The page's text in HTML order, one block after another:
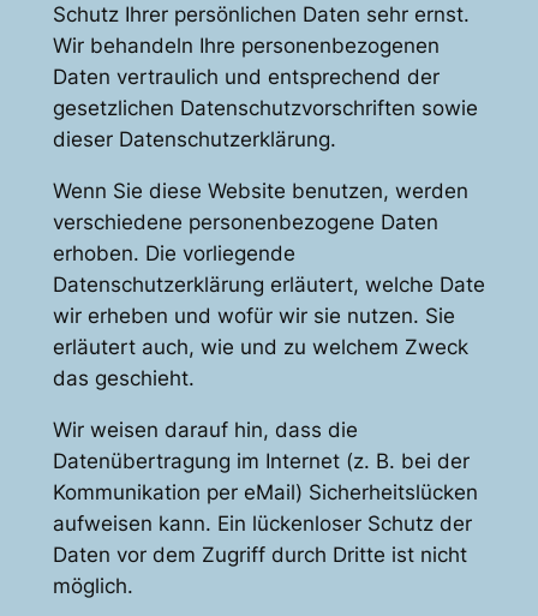
Schutz Ihrer persönlichen Daten sehr ernst.
Wir behandeln Ihre personenbezogenen
Daten vertraulich und entsprechend der
gesetzlichen Datenschutzvorschriften sowie
dieser Datenschutzerklärung.
Wenn Sie diese Website benutzen, werden
verschiedene personenbezogene Daten
erhoben. Die vorliegende
Datenschutzerklärung erläutert, welche Date
wir erheben und wofür wir sie nutzen. Sie
erläutert auch, wie und zu welchem Zweck
das geschieht.
Wir weisen darauf hin, dass die
Datenübertragung im Internet (z. B. bei der
Kommunikation per eMail) Sicherheitslücken
aufweisen kann. Ein lückenloser Schutz der
Daten vor dem Zugriff durch Dritte ist nicht
möglich.